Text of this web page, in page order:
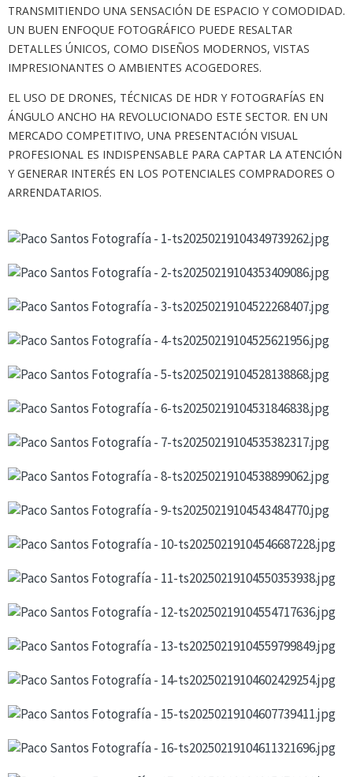
TRANSMITIENDO UNA SENSACIÓN DE ESPACIO Y COMODIDAD.
UN BUEN ENFOQUE FOTOGRÁFICO PUEDE RESALTAR
DETALLES ÚNICOS, COMO DISEÑOS MODERNOS, VISTAS
IMPRESIONANTES O AMBIENTES ACOGEDORES.
EL USO DE DRONES, TÉCNICAS DE HDR Y FOTOGRAFÍAS EN
ÁNGULO ANCHO HA REVOLUCIONADO ESTE SECTOR. EN UN
MERCADO COMPETITIVO, UNA PRESENTACIÓN VISUAL
PROFESIONAL ES INDISPENSABLE PARA CAPTAR LA ATENCIÓN
Y GENERAR INTERÉS EN LOS POTENCIALES COMPRADORES O
ARRENDATARIOS.